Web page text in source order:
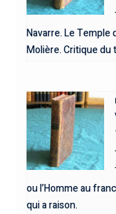
Navarre. Le Temple
Molière. Critique du
ou l’Homme au
qui a raison.